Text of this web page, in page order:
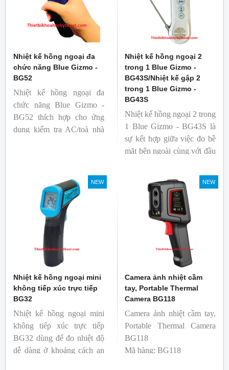
Nhiệt kế hồng ngoại đa
chức năng Blue Gizmo -
BG52
Nhiệt kế hồng ngoại đa
chức năng Blue Gizmo -
BG52 thích hợp cho ứng
dụng kiểm tra AC/toà nhà
Nhiệt kế hồng ngoại 2
trong 1 Blue Gizmo -
BG43S/Nhiệt kế gập 2
trong 1 Blue Gizmo -
BG43S
Nhiệt kế hồng ngoại 2 trong
1 Blue Gizmo - BG43S là
sự kết hợp giữa việc đo bề
mặt bên ngoài cùng với đầu
Nhiệt kế thích hợp cho
ngành công nghiệp thực
NEW
Nhiệt kế hồng ngoại mini
không tiếp xúc trực tiếp
BG32
Nhiệt kế hồng ngoại mini
không tiếp xúc trực tiếp
BG32 dùng để đo nhiệt độ
dễ dàng ở khoảng cách an
NEW
Camera ảnh nhiệt cầm
tay, Portable Thermal
Camera BG118
Camera ảnh nhiệt cầm tay,
Portable Thermal Camera
BG118
Mã hàng: BG118